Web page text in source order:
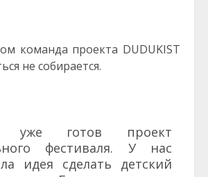
команда проекта DUDUKIST
не собирается.
готов проект
фестиваля. У нас
идея сделать детский